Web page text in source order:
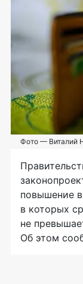
Фото — Виталий
повышение
в которых
не
Об этом